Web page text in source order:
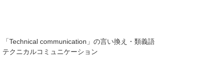
「Technical communication 」の言い換え・類義語
テクニカルコミュニケーション